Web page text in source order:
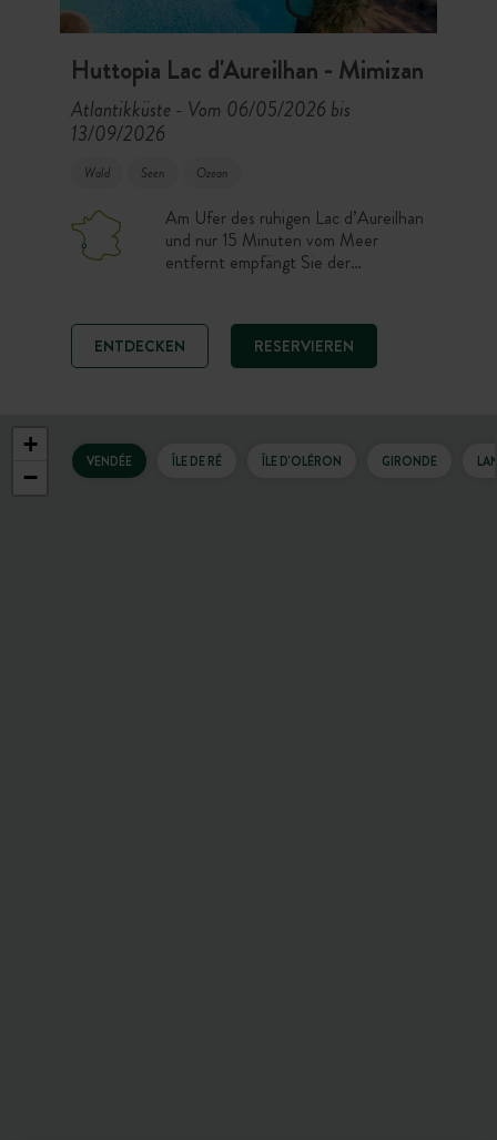
Huttopia Lac d'Aureilhan - Mimizan
Atlantikküste - Vom 06/05/2026 bis
13/09/2026
Wald Seen Ozean
Am Ufer des ruhigen Lac d’Aureilhan
und nur 15 Minuten vom Meer
entfernt empfängt Sie der
zwischen See und Meer. Genießen
Sie einen naturnahen Aufenthalt auf
einem Stellplatz, in einer Zelt- oder
Ein idealer Campingplatz, um
ENTDECKEN RESERVIEREN
VENDÉE ÎLE DE RÉ ÎLE D'OLÉRON GIRONDE
+
−